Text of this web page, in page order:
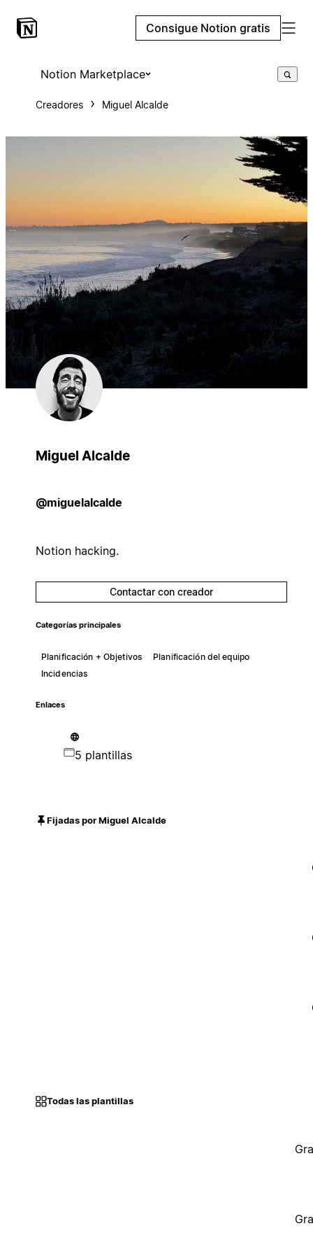
Consigue Notion gratis
Notion Marketplace
Creadores Miguel Alcalde
Miguel Alcalde
@miguelalcalde
Notion hacking.
Contactar con creador
Categorías principales
Planificación + Objetivos
Planificación del equipo
Incidencias
Enlaces
5 plantillas
Fijadas por Miguel Alcalde
Todas las plantillas